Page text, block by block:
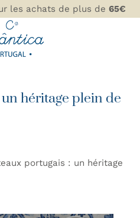
les achats de plus de 65€
héritage plein de
portugais : un héritage